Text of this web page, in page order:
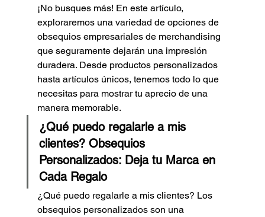
¡No busques más! En este artículo,
exploraremos una variedad de opciones de
obsequios empresariales de merchandising
que seguramente dejarán una impresión
duradera. Desde productos personalizados
hasta artículos únicos, tenemos todo lo que
necesitas para mostrar tu aprecio de una
manera memorable.
¿Qué puedo regalarle a mis
clientes? Obsequios
Personalizados: Deja tu Marca en
Cada Regalo
¿Qué puedo regalarle a mis clientes? Los
obsequios personalizados son una